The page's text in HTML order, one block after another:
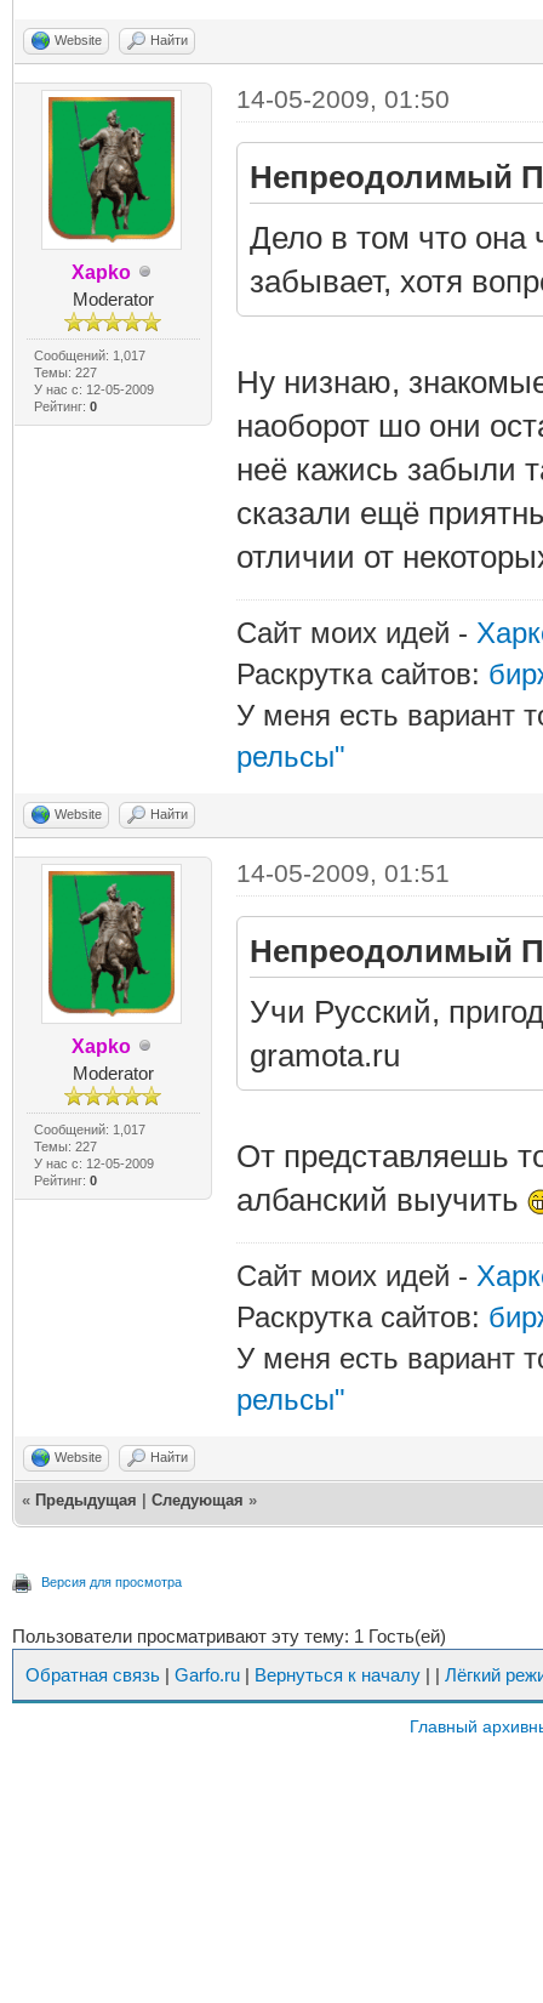
Website Найти
Xapko
Moderator
Сообщений: 1,017
Темы: 227
У нас с: 12-05-2009
Рейтинг: 0
14-05-2009, 01:50
Непреодолимый
Дело в том что она
забывает, хотя
Ну низнаю,
наоборот шо они
неё кажись забыли
сказали ещё
отличии от
Сайт моих идей -
Раскрутка сайтов:
У меня есть вариант
рельсы"
Website Найти
Xapko
Moderator
Сообщений: 1,017
Темы: 227
У нас с: 12-05-2009
Рейтинг: 0
14-05-2009, 01:51
Непреодолимый
Учи Русский,
gramota.ru
От представляешь
албанский выучить
Сайт моих идей -
Раскрутка сайтов:
У меня есть вариант
рельсы"
Website Найти
« Предыдущая Следующая »
Версия для просмотра
Пользователи просматривают эту тему: 1 Гость(ей)
Обратная связь | Garfo.ru | Вернуться к началу | | Лёгкий
Главный